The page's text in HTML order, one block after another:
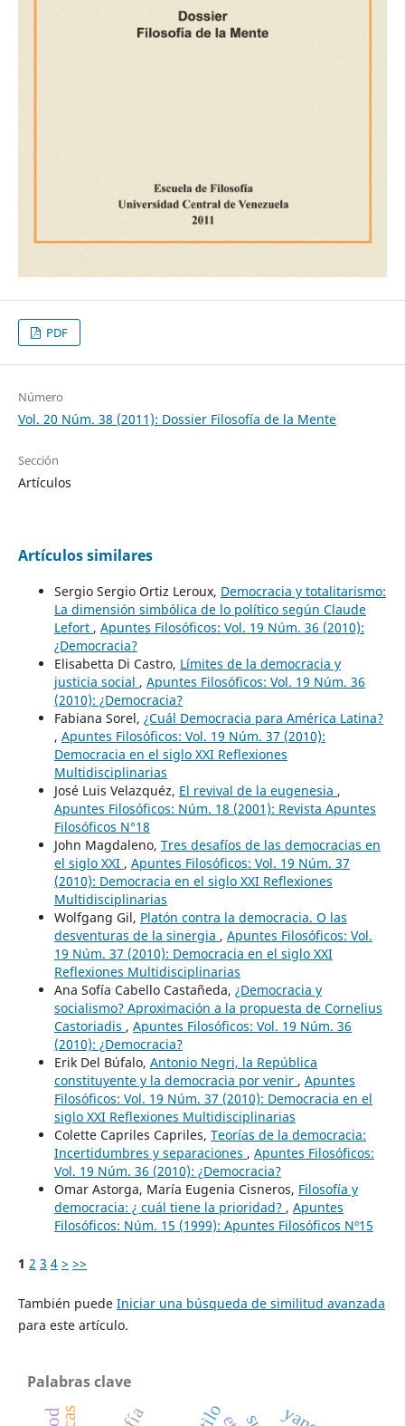
PDF
Número
Vol. 20 Núm. 38 (2011): Dossier Filosofía de la Mente
Sección
Artículos
Artículos similares
Sergio Sergio Ortiz Leroux, Democracia y totalitarismo:
La dimensión simbólica de lo político según Claude
Lefort , Apuntes Filosóficos: Vol. 19 Núm. 36 (2010):
¿Democracia?
Elisabetta Di Castro, Límites de la democracia y
justicia social , Apuntes Filosóficos: Vol. 19 Núm. 36
(2010): ¿Democracia?
Fabiana Sorel, ¿Cuál Democracia para América Latina?
, Apuntes Filosóficos: Vol. 19 Núm. 37 (2010):
Democracia en el siglo XXI Reflexiones
Multidisciplinarias
José Luis Velazquéz, El revival de la eugenesia ,
Apuntes Filosóficos: Núm. 18 (2001): Revista Apuntes
Filosóficos N°18
John Magdaleno, Tres desafíos de las democracias en
el siglo XXI , Apuntes Filosóficos: Vol. 19 Núm. 37
(2010): Democracia en el siglo XXI Reflexiones
Multidisciplinarias
Wolfgang Gil, Platón contra la democracia. O las
desventuras de la sinergia , Apuntes Filosóficos: Vol.
19 Núm. 37 (2010): Democracia en el siglo XXI
Reflexiones Multidisciplinarias
Ana Sofía Cabello Castañeda, ¿Democracia y
socialismo? Aproximación a la propuesta de Cornelius
Castoriadis , Apuntes Filosóficos: Vol. 19 Núm. 36
(2010): ¿Democracia?
Erik Del Búfalo, Antonio Negri, la República
constituyente y la democracia por venir , Apuntes
Filosóficos: Vol. 19 Núm. 37 (2010): Democracia en el
siglo XXI Reflexiones Multidisciplinarias
Colette Capriles Capriles, Teorías de la democracia:
Incertidumbres y separaciones , Apuntes Filosóficos:
Vol. 19 Núm. 36 (2010): ¿Democracia?
Omar Astorga, María Eugenia Cisneros, Filosofía y
democracia: ¿ cuál tiene la prioridad? , Apuntes
Filosóficos: Núm. 15 (1999): Apuntes Filosóficos Nº15
1 2 3 4 > >>
También puede Iniciar una búsqueda de similitud avanzada
para este artículo.
Palabras clave